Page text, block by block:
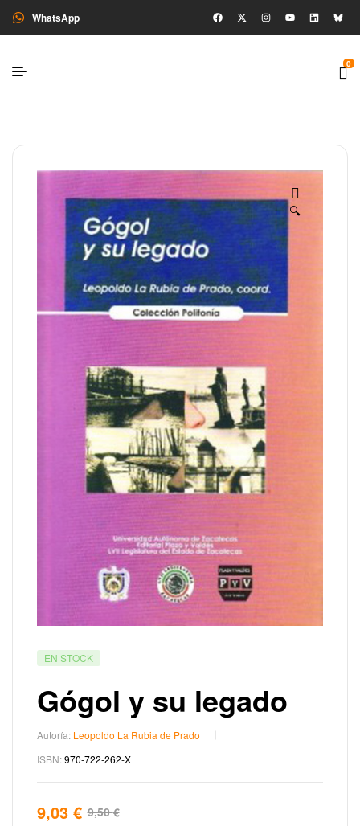
WhatsApp
0
🔍
EN STOCK
Gógol y su legado
Autoría: Leopoldo La Rubia de Prado
ISBN:970-722-262-X
9,50€
9,03 €